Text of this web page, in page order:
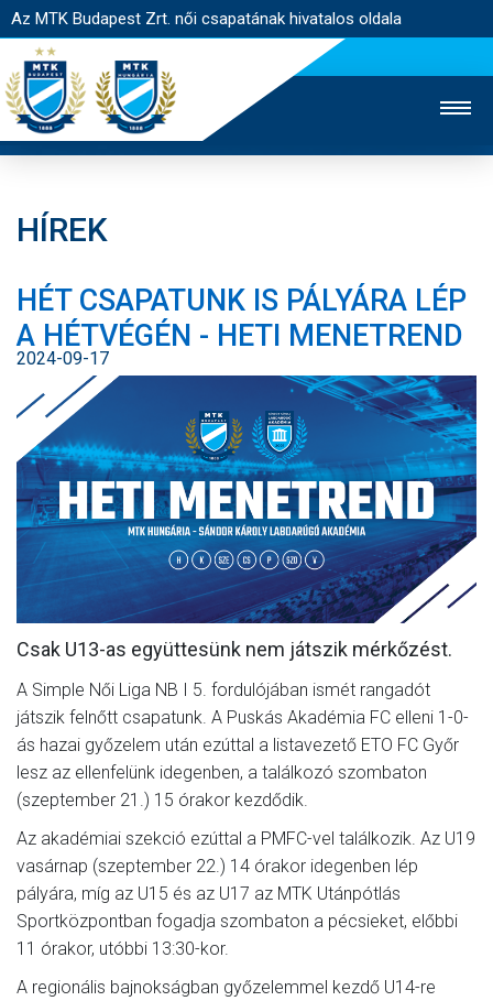
Az MTK Budapest Zrt. női csapatának hivatalos oldala
JEGYÉRTÉKESÍTÉS
WEBSHOP
STADION
EGYESÜLET
KAPCSOLAT
NYITÓLAP
HÍREK
CSAPAT
MÉRKŐZÉSEK
JELENTKEZÉS
KLUB
GALÉRIA
SZURKOLÓI ÉLMÉNYEK
SAJTÓ
HÍREK
HÉT CSAPATUNK IS PÁLYÁRA LÉP
A HÉTVÉGÉN - HETI MENETREND
2024-09-17
Csak U13-as együttesünk nem játszik mérkőzést.
A Simple Női Liga NB I 5. fordulójában ismét rangadót
játszik felnőtt csapatunk. A Puskás Akadémia FC elleni 1-0-
ás hazai győzelem után ezúttal a listavezető ETO FC Győr
lesz az ellenfelünk idegenben, a találkozó szombaton
(szeptember 21.) 15 órakor kezdődik.
Az akadémiai szekció ezúttal a PMFC-vel találkozik. Az U19
vasárnap (szeptember 22.) 14 órakor idegenben lép
pályára, míg az U15 és az U17 az MTK Utánpótlás
Sportközpontban fogadja szombaton a pécsieket, előbbi
11 órakor, utóbbi 13:30-kor.
A regionális bajnokságban győzelemmel kezdő U14-re